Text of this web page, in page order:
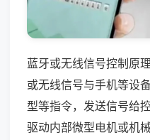
蓝牙或无线信号控制原
或无线信号与手机等设
型等指令，发送信号给
驱动内部微型电机或机